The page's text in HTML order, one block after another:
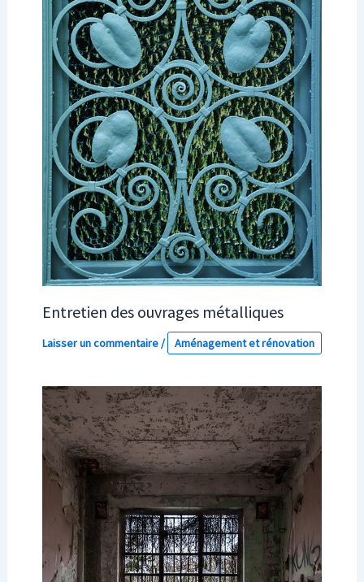
Entretien des ouvrages métalliques
Laisser un commentaire/ Aménagement et rénovation